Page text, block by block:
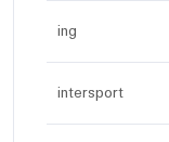
ing
intersport